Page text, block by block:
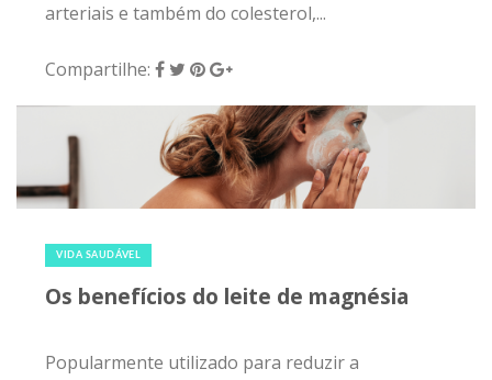
arteriais e também do colesterol,...
Compartilhe:
VIDA SAUDÁVEL
Os benefícios do leite de magnésia
Popularmente utilizado para reduzir a